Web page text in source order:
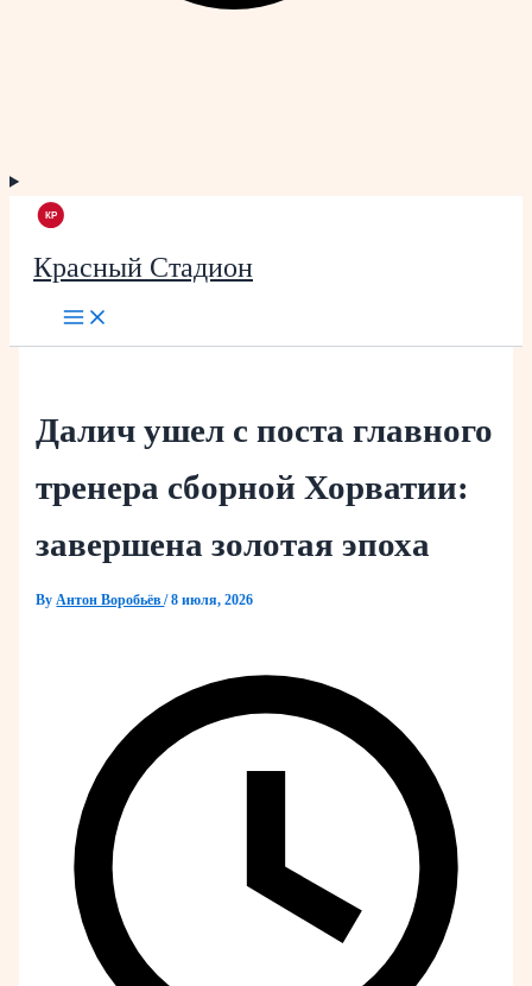
Красный Стадион
Далич ушел с поста главного
тренера сборной Хорватии:
завершена золотая эпоха
ByАнтон Воробьёв/8 июля, 2026